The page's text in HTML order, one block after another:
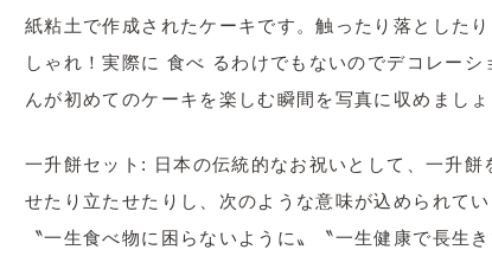
紙粘土で作成されたケーキです。触ったり落とした
しゃれ！実際に 食べ るわけでもないのでデコレー
んが初めてのケーキを楽しむ瞬間を写真に収めまし
一升餅セット: 日本の伝統的なお祝いとして、一升
せたり立たせたりし、次のような意味が込められてい
〝一生食べ物に困らないように〟〝一生健康で長生